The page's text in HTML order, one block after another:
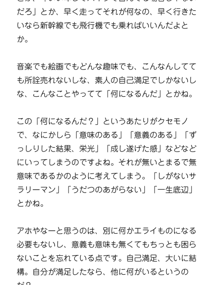
だろ」とか、早く走ってそれが何なの、早く行きた
いなら新幹線でも飛行機でも乗ればいいんだよと
か。
音楽でも絵画でもどんな趣味でも、こんなんしてて
も所詮売れないしな、素人の自己満足でしかないし
な、こんなことやってて「何になるんだ」とかね。
この「何になるんだ？」というあたりがクセモノ
で、なにかしら「意味のある」「意義のある」「ず
っしりした結果、栄光」「成し遂げた感」などなど
にいってしまうのですよね。それが無いとまるで無
意味であるかのように考えてしまう。「しがないサ
ラリーマン」「うだつのあがらない」「一生底辺」
とかね。
アホやなーと思うのは、別に何かエライものになる
必要もないし、意義も意味も無くてもちっとも困ら
ないことを忘れている点です。自己満足、大いに結
構。自分が満足したなら、他に何がいるというの